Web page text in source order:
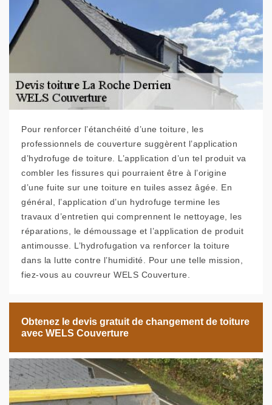
Pour renforcer l’étanchéité d’une toiture, les
professionnels de couverture suggèrent l’application
d’hydrofuge de toiture. L’application d’un tel produit va
combler les fissures qui pourraient être à l’origine
d’une fuite sur une toiture en tuiles assez âgée. En
général, l’application d’un hydrofuge termine les
travaux d’entretien qui comprennent le nettoyage, les
réparations, le démoussage et l’application de produit
antimousse. L’hydrofugation va renforcer la toiture
dans la lutte contre l’humidité. Pour une telle mission,
fiez-vous au couvreur WELS Couverture.
Obtenez le devis gratuit de changement de toiture
avec WELS Couverture